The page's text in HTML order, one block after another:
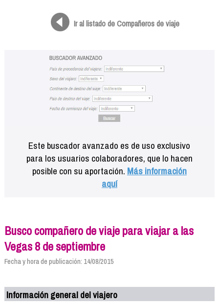
Ir al listado de Compañeros de viaje
Este buscador avanzado es de uso exclusivo
para los usuarios colaboradores, que lo hacen
posible con su aportación. Más información
aquí
Busco compañero de viaje para viajar a las
Vegas 8 de septiembre
Fecha y hora de publicación: 14/08/2015
Información general del viajero